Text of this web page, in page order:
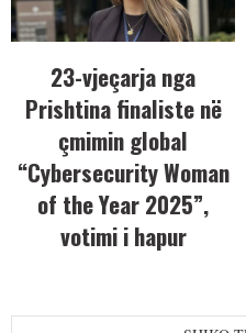
23-vjeçarja nga
Prishtina finaliste në
çmimin global
“Cybersecurity Woman
of the Year 2025”,
votimi i hapur